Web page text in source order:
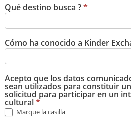
Qué destino busca ?*
Cómo ha conocido a Kinder
Acepto que los datos
sean utilizados para constituir
solicitud para participar en un
cultural*
Marque la casilla